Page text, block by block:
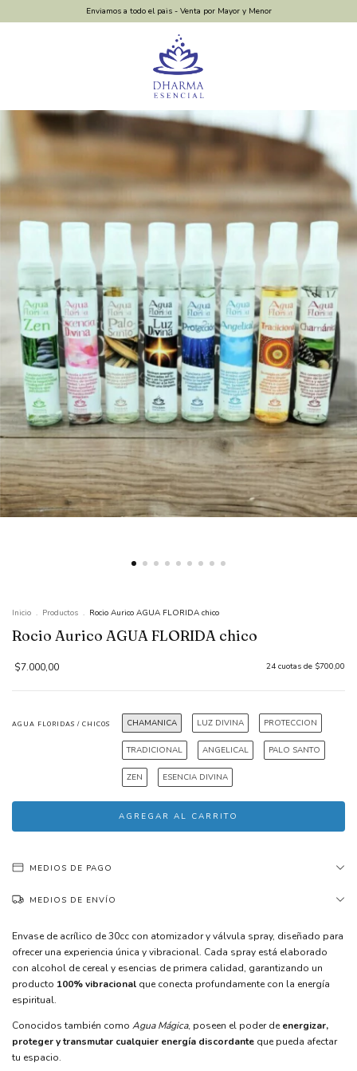
Enviamos a todo el pais - Venta por Mayor y Menor
Inicio . Productos . Rocio Aurico AGUA FLORIDA chico
Rocio Aurico AGUA FLORIDA chico
$7.000,00 24 cuotas de $700,00
AGUA FLORIDAS / CHICOS CHAMANICA LUZ DIVINA PROTECCION
TRADICIONAL ANGELICAL PALO SANTO
ZEN ESENCIA DIVINA
MEDIOS DE PAGO
MEDIOS DE ENVÍO
Envase de acrílico de 30cc con atomizador y válvula spray, diseñado para
ofrecer una experiencia única y vibracional. Cada spray está elaborado
con alcohol de cereal y esencias de primera calidad, garantizando un
producto 100% vibracional que conecta profundamente con la energía
espiritual.
Conocidos también como Agua Mágica, poseen el poder de energizar,
proteger y transmutar cualquier energía discordante que pueda afectar
tu espacio.